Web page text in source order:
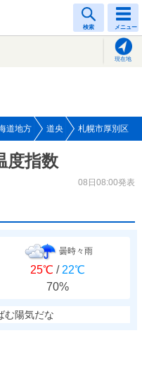
検索 メニュー
現在地
道地方 道央 札幌市厚別区
度指数
08日08:00発表
曇時々雨
25℃ / 22℃
70%
む陽気だな